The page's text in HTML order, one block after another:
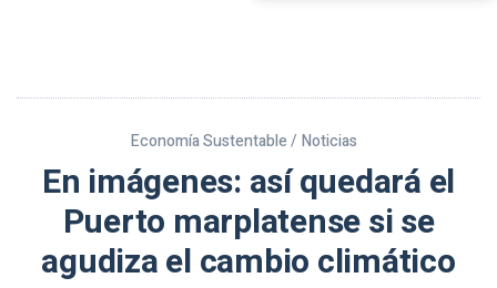
Economía Sustentable / Noticias
En imágenes: así quedará el
Puerto marplatense si se
agudiza el cambio climático